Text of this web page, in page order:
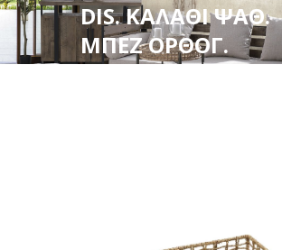
DIS. ΚΑΛΑΘΙ ΨΑΘ.
ΜΠΕΖ ΟΡΘΟΓ.
40Χ25ΕΚ